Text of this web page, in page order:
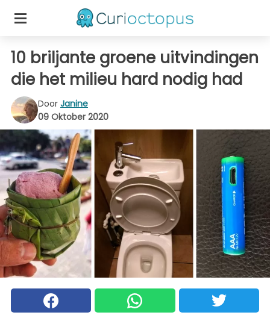
10 briljante groene uitvindingen
die het milieu hard nodig had
Door Janine
09 Oktober 2020